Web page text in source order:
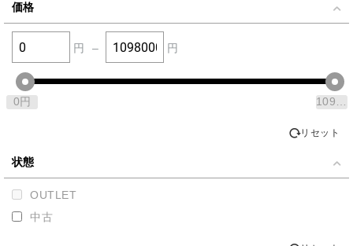
価格
円 – 円
0円 1098000
リセット
状態
OUTLET
中古